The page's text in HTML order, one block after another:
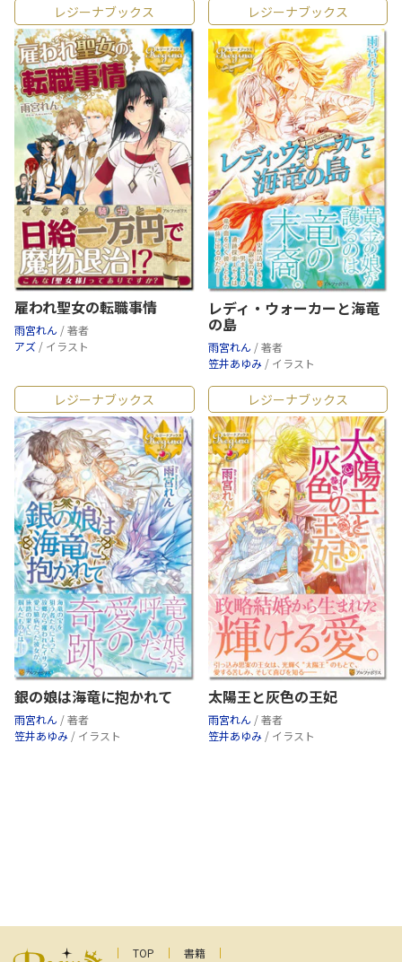
レジーナブックス
雇われ聖女の転職事情
雨宮れん / 著者
アズ / イラスト
レジーナブックス
レディ・ウォーカーと海竜
の島
雨宮れん / 著者
笠井あゆみ / イラスト
レジーナブックス
銀の娘は海竜に抱かれて
雨宮れん / 著者
笠井あゆみ / イラスト
レジーナブックス
太陽王と灰色の王妃
雨宮れん / 著者
笠井あゆみ / イラスト
TOP 書籍